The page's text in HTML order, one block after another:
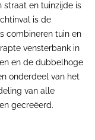
straat en tuinzijde is
is de
combineren tuin en
vensterbank in
en de dubbelhoge
onderdeel van het
van alle
gecreëerd.